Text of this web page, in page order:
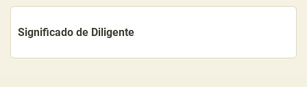
Significado de Diligente